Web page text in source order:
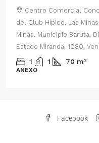
Centro Comercial
del Club Hípico, Las
Minas, Municipio Baruta,
Estado Miranda, 1080,
1 1 70 m²
ANEXO
Facebook